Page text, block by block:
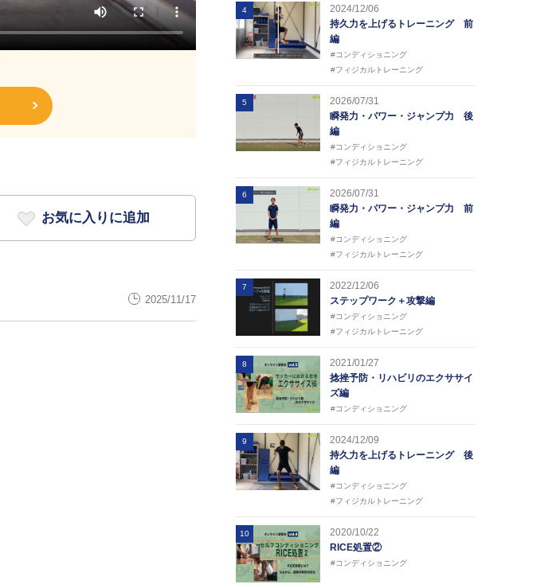
お気に入りに追加
2025/11/17
4
2024/12/06
持久力を上げるトレーニング 前
編
#コンディショニング
#フィジカルトレーニング
5
2026/07/31
瞬発力・パワー・ジャンプ力 後
編
#コンディショニング
#フィジカルトレーニング
6
2026/07/31
瞬発力・パワー・ジャンプ力 前
編
#コンディショニング
#フィジカルトレーニング
7
2022/12/06
ステップワーク＋攻撃編
#コンディショニング
#フィジカルトレーニング
8
2021/01/27
捻挫予防・リハビリのエクササイ
ズ編
#コンディショニング
9
2024/12/09
持久力を上げるトレーニング 後
編
#コンディショニング
#フィジカルトレーニング
10
2020/10/22
RICE処置②
#コンディショニング